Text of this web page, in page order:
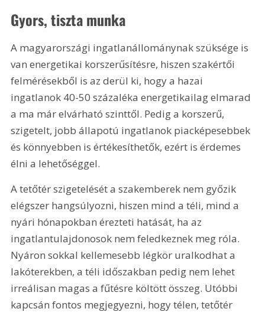
Gyors, tiszta munka
A magyarországi ingatlanállománynak szüksége is
van energetikai korszerűsítésre, hiszen szakértői
felmérésekből is az derül ki, hogy a hazai
ingatlanok 40-50 százaléka energetikailag elmarad
a ma már elvárható szinttől. Pedig a korszerű,
szigetelt, jobb állapotú ingatlanok piacképesebbek
és könnyebben is értékesíthetők, ezért is érdemes
élni a lehetőséggel.
A tetőtér szigetelését a szakemberek nem győzik
elégszer hangsúlyozni, hiszen mind a téli, mind a
nyári hónapokban érezteti hatását, ha az
ingatlantulajdonosok nem feledkeznek meg róla.
Nyáron sokkal kellemesebb légkör uralkodhat a
lakóterekben, a téli időszakban pedig nem lehet
irreálisan magas a fűtésre költött összeg. Utóbbi
kapcsán fontos megjegyezni, hogy télen, tetőtér